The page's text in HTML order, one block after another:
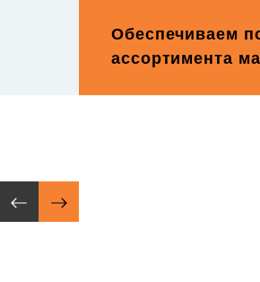
Обеспечиваем
ассортимента